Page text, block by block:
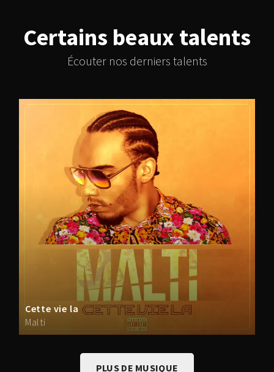
Certains beaux talents
Écouter nos derniers talents
Cette vie la
Malti
PLUS DE MUSIQUE